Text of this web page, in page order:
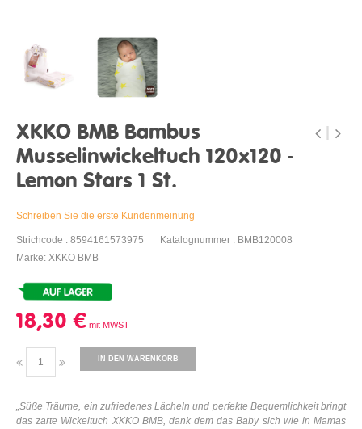
XKKO BMB Bambus
Musselinwickeltuch 120x120 -
Lemon Stars 1 St.
Schreiben Sie die erste Kundenmeinung
Strichcode : 8594161573975
Katalognummer : BMB120008
Marke: XKKO BMB
18,30 €
IN DEN WARENKORB
„Süße Träume, ein zufriedenes Lächeln und perfekte Bequemlichkeit bringt
das zarte Wickeltuch XKKO BMB, dank dem das Baby sich wie in Mamas